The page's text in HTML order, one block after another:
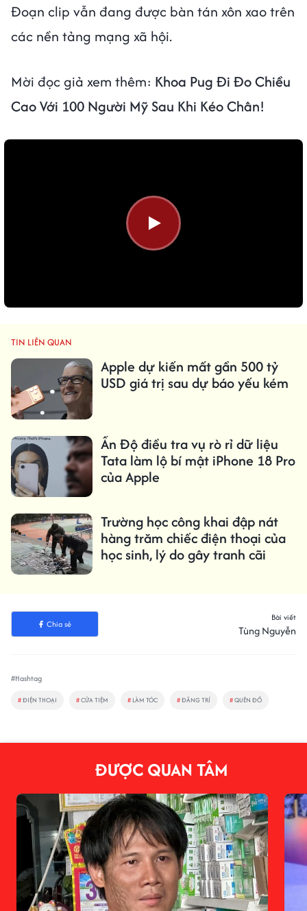
Đoạn clip vẫn đang được bàn tán xôn xao trên
các nền tảng mạng xã hội.
Mời đọc giả xem thêm: Khoa Pug Đi Đo Chiều
Cao Với 100 Người Mỹ Sau Khi Kéo Chân!
TIN LIÊN QUAN
Apple dự kiến ​​mất gần 500 tỷ
USD giá trị sau dự báo yếu kém
Ấn Độ điều tra vụ rò rỉ dữ liệu
Tata làm lộ bí mật iPhone 18 Pro
của Apple
Trường học công khai đập nát
hàng trăm chiếc điện thoại của
học sinh, lý do gây tranh cãi
Chia sẻ
Bài viết
Tùng Nguyễn
#Hashtag
#ĐIỆN THOẠI #CỬA TIỆM # LÀM TÓC #ĐÃNG TRÍ #QUÊN ĐỒ
ĐƯỢC QUAN TÂM